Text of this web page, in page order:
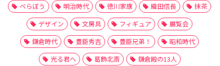
べらぼう
明治時代 徳川家康 織田信長
抹茶
デザイン
文房具 フィギュア
展覧会
鎌倉時代
豊臣秀吉 豊臣兄弟！
昭和時代
光る君へ
葛飾北斎 鎌倉殿の13人